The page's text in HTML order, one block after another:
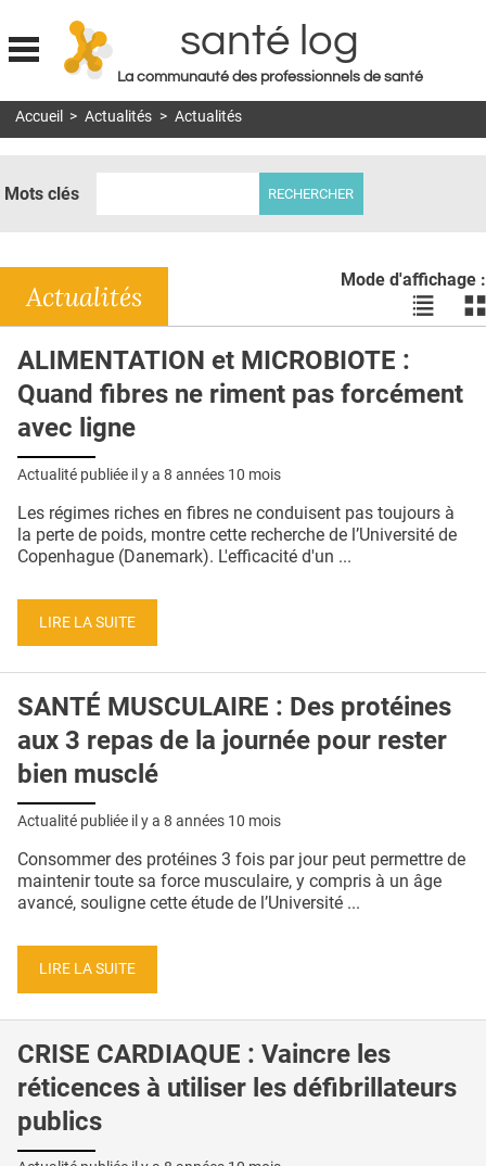
Jump to navigation
santé log
La communauté des professionnels de santé
MON COMPTE
DOSSIERS
RÉSEAUX
E-REVUE SAD
L'APP
PUBLICITÉ
CONTACT
Accueil > Actualités > Actualités
Mots clés
Mode d'affichage :
Voir
les
liste
les
Actualités
ALIMENTATION et MICROBIOTE :
Quand fibres ne riment pas forcément
avec ligne
Actualité publiée il y a 8 années 10 mois
Les régimes riches en fibres ne conduisent pas toujours à
la perte de poids, montre cette recherche de l’Université de
Copenhague (Danemark). L'efficacité d'un ...
LIRE LA SUITE
SANTÉ MUSCULAIRE : Des protéines
aux 3 repas de la journée pour rester
bien musclé
Actualité publiée il y a 8 années 10 mois
Consommer des protéines 3 fois par jour peut permettre de
maintenir toute sa force musculaire, y compris à un âge
avancé, souligne cette étude de l’Université ...
LIRE LA SUITE
CRISE CARDIAQUE : Vaincre les
réticences à utiliser les défibrillateurs
publics